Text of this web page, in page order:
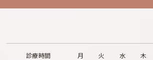
診療時間 月 火 水 木